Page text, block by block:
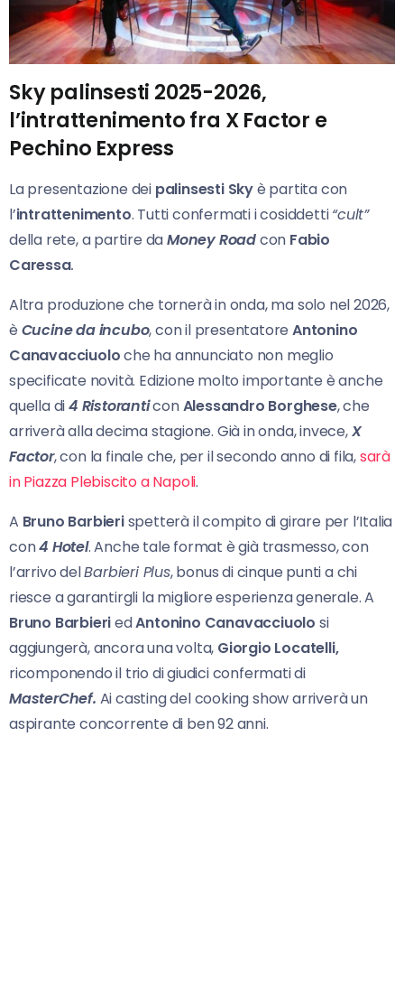
Sky palinsesti 2025-2026,
l’intrattenimento fra X Factor e
Pechino Express
La presentazione dei palinsesti Skyè partita con
l’intrattenimento. Tutti confermati i cosiddetti“cult”
della rete, a partire daMoney Roadcon Fabio
Caressa.
Altra produzione che tornerà in onda, ma solo nel 2026,
è Cucine da incubo, con il presentatoreAntonino
Canavacciuoloche ha annunciato non meglio
specificate novità. Edizione molto importante è anche
quella di4 RistoranticonAlessandro Borghese, che
arriverà alla decima stagione. Già in onda, invece,X
Factor, con la finale che, per il secondo anno di fila,sarà
in Piazza Plebiscito a Napoli.
A Bruno Barbierispetterà il compito di girare per l’Italia
con4 Hotel. Anche tale format è già trasmesso, con
l’arrivo delBarbieri Plus, bonus di cinque punti a chi
riesce a garantirgli la migliore esperienza generale. A
Bruno BarbieriedAntonino Canavacciuolo si
aggiungerà, ancora una volta, Giorgio Locatelli,
ricomponendo il trio di giudici confermati di
MasterChef. Ai casting del cooking show arriverà un
aspirante concorrente di ben 92 anni.